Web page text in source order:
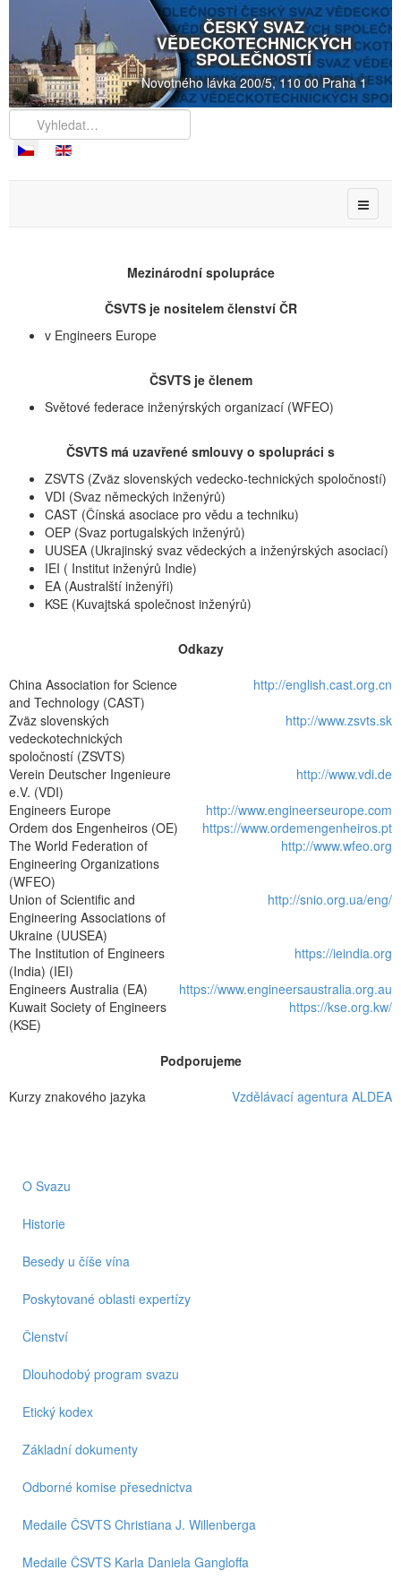
ČESKÝ SVAZ
VĚDECKOTECHNICKÝCH
SPOLEČNOSTÍ
Novotného lávka 200/5, 110 00 Praha 1
Mezinárodní spolupráce
ČSVTS je nositelem členství ČR
v Engineers Europe
ČSVTS je členem
Světové federace inženýrských organizací (WFEO)
ČSVTS má uzavřené smlouvy o spolupráci s
ZSVTS (Zväz slovenských vedecko-technických spoločností)
VDI (Svaz německých inženýrů)
CAST (Čínská asociace pro vědu a techniku)
OEP (Svaz portugalských inženýrů)
UUSEA (Ukrajinský svaz vědeckých a inženýrských asociací)
IEI ( Institut inženýrů Indie)
EA (Australští inženýři)
KSE (Kuvajtská společnost inženýrů)
Odkazy
China Association for Science
and Technology (CAST)
http://english.cast.org.cn
Zväz slovenských
vedeckotechnických
spoločností (ZSVTS)
http://www.zsvts.sk
Verein Deutscher Ingenieure
e.V. (VDI)
http://www.vdi.de
Engineers Europe
http://www.engineerseurope.com
Ordem dos Engenheiros (OE)
https://www.ordemengenheiros.pt
The World Federation of
Engineering Organizations
(WFEO)
http://www.wfeo.org
Union of Scientific and
Engineering Associations of
Ukraine (UUSEA)
http://snio.org.ua/eng/
The Institution of Engineers
(India) (IEI)
https://ieindia.org
Engineers Australia (EA)
https://www.engineersaustralia.org.au
Kuwait Society of Engineers
(KSE)
https://kse.org.kw/
Podporujeme
Kurzy znakového jazyka
Vzdělávací agentura ALDEA
O Svazu
Historie
Besedy u číše vína
Poskytované oblasti expertízy
Členství
Dlouhodobý program svazu
Etický kodex
Základní dokumenty
Odborné komise přesednictva
Medaile ČSVTS Christiana J. Willenberga
Medaile ČSVTS Karla Daniela Gangloffa